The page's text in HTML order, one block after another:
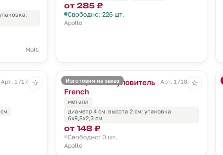
Molti
от 285 ₽
Свободно: 226 шт.
Apollo
Арт. 17177.00
☆ Изготовим на заказ
Кольцо-каплеуловитель
French
Арт. 17186.00
металл
диаметр 4 см, высота 2 см; упаковка
6х9,8х2,3 см
от 148 ₽
Свободно: 0 шт.
Apollo
☆